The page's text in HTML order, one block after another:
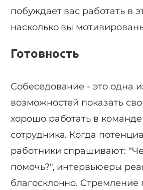
побуждает вас работать в
насколько вы
Готовность
Собеседование - это одна
возможностей показать
хорошо работать в команде
сотрудника. Когда
работники спрашивают:
помочь?", интервьюеры
благосклонно. Стремление